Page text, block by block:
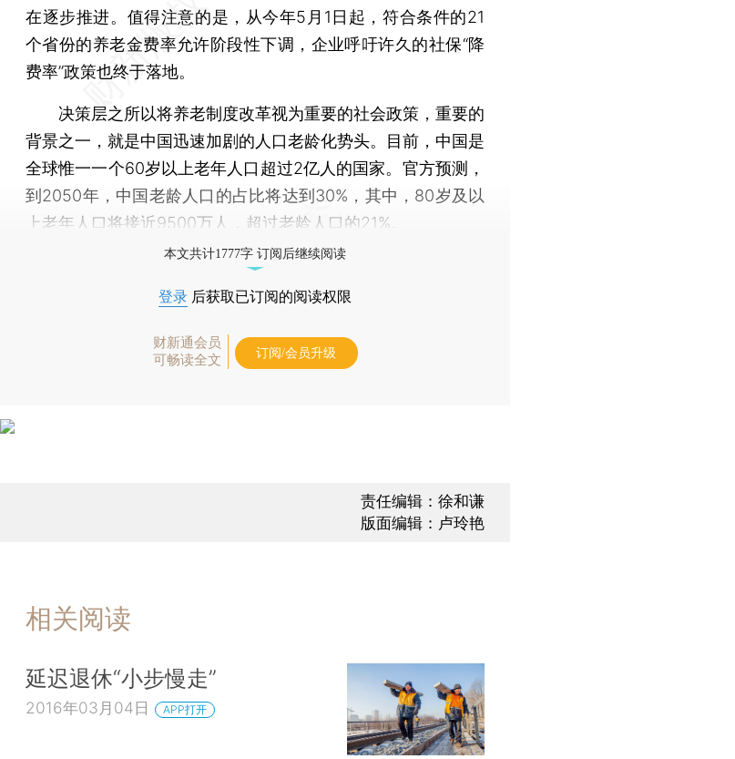
在逐步推进。值得注意的是，从今年5月1日起，符合条件的21
个省份的养老金费率允许阶段性下调，企业呼吁许久的社保“降
费率”政策也终于落地。
决策层之所以将养老制度改革视为重要的社会政策，重要的
背景之一，就是中国迅速加剧的人口老龄化势头。目前，中国是
全球惟一一个60岁以上老年人口超过2亿人的国家。官方预测，
到2050年，中国老龄人口的占比将达到30%，其中，80岁及以
上老年人口将接近9500万人，超过老龄人口的21%。
本文共计1777字 订阅后继续阅读
登录 后获取已订阅的阅读权限
财新通会员
可畅读全文
订阅/会员升级
责任编辑：徐和谦
版面编辑：卢玲艳
相关阅读
延迟退休“小步慢走”
2016年03月04日 APP打开